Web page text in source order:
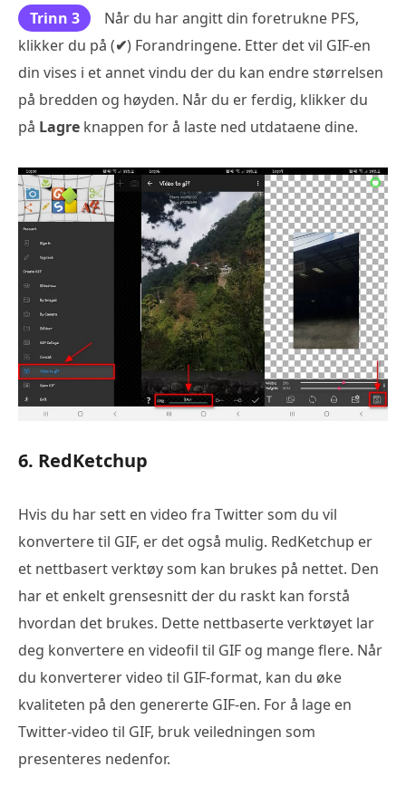
Trinn 3
Når du har angitt din foretrukne PFS,
klikker du på (✔) Forandringene. Etter det vil GIF-en
din vises i et annet vindu der du kan endre størrelsen
på bredden og høyden. Når du er ferdig, klikker du
på Lagre knappen for å laste ned utdataene dine.
6. RedKetchup
Hvis du har sett en video fra Twitter som du vil
konvertere til GIF, er det også mulig. RedKetchup er
et nettbasert verktøy som kan brukes på nettet. Den
har et enkelt grensesnitt der du raskt kan forstå
hvordan det brukes. Dette nettbaserte verktøyet lar
deg konvertere en videofil til GIF og mange flere. Når
du konverterer video til GIF-format, kan du øke
kvaliteten på den genererte GIF-en. For å lage en
Twitter-video til GIF, bruk veiledningen som
presenteres nedenfor.